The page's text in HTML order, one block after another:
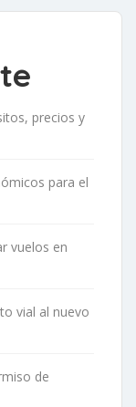
precios y
para el
vuelos en
vial al nuevo
de